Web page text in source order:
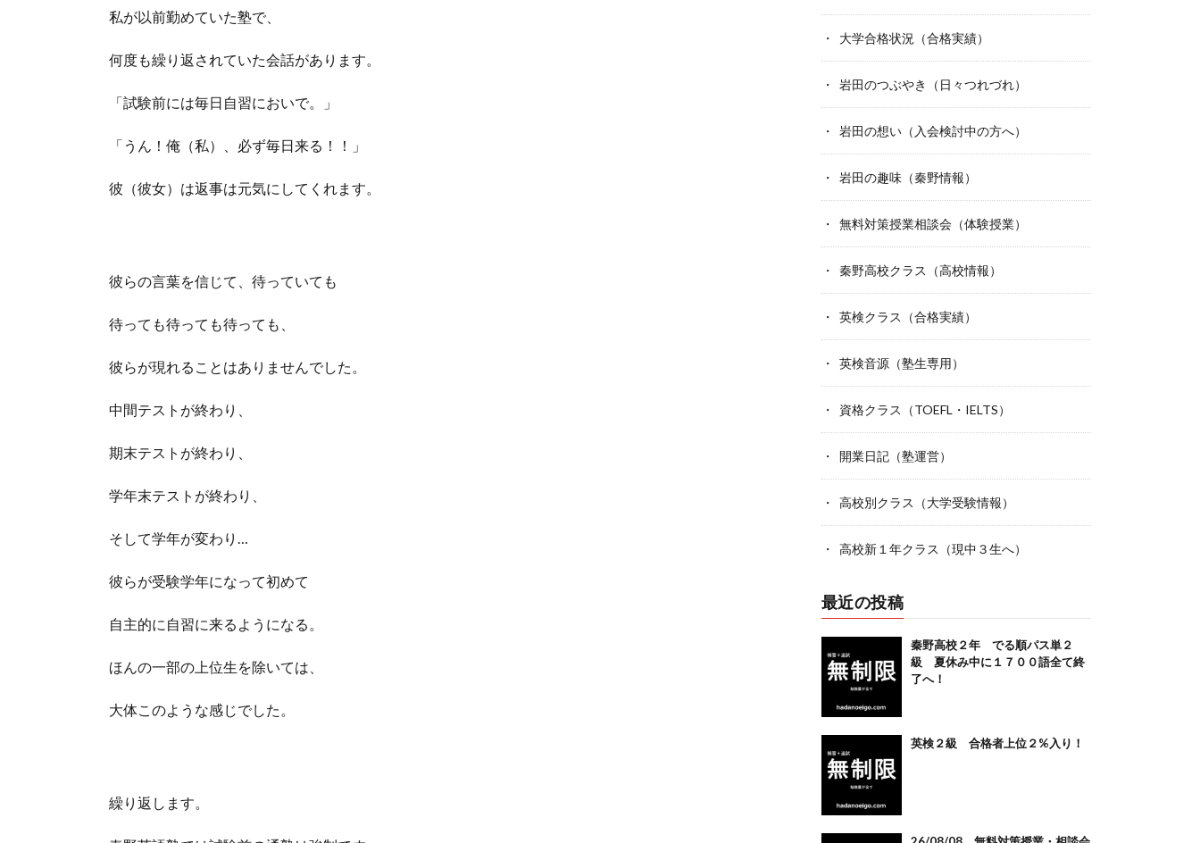
私が以前勤めていた塾で、
何度も繰り返されていた会話があります。
「試験前には毎日自習においで。」
「うん！俺（私）、必ず毎日来る！！」
彼（彼女）は返事は元気にしてくれます。
彼らの言葉を信じて、待っていても
待っても待っても待っても、
彼らが現れることはありませんでした。
中間テストが終わり、
期末テストが終わり、
学年末テストが終わり、
そして学年が変わり…
彼らが受験学年になって初めて
自主的に自習に来るようになる。
ほんの一部の上位生を除いては、
大体このような感じでした。
繰り返します。
大学合格状況（合格実績）
岩田のつぶやき（日々つれづれ）
岩田の想い（入会検討中の方へ）
岩田の趣味（秦野情報）
無料対策授業相談会（体験授業）
秦野高校クラス（高校情報）
英検クラス（合格実績）
英検音源（塾生専用）
資格クラス（TOEFL・IELTS）
開業日記（塾運営）
高校別クラス（大学受験情報）
高校新１年クラス（現中３生へ）
最近の投稿
秦野高校２年 でる順パス単２
級 夏休み中に１７００語全て終
了へ！
英検２級 合格者上位２%入り！